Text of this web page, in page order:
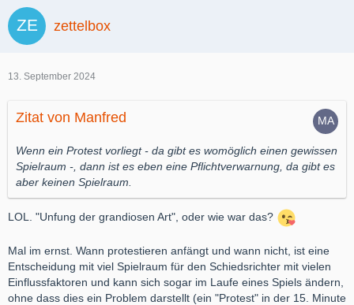
zettelbox
13. September 2024
Zitat von Manfred
Wenn ein Protest vorliegt - da gibt es womöglich einen gewissen
Spielraum -, dann ist es eben eine Pflichtverwarnung, da gibt es
aber keinen Spielraum.
LOL. "Unfung der grandiosen Art", oder wie war das?
Mal im ernst. Wann protestieren anfängt und wann nicht, ist eine
Entscheidung mit viel Spielraum für den Schiedsrichter mit vielen
Einflussfaktoren und kann sich sogar im Laufe eines Spiels ändern,
ohne dass dies ein Problem darstellt (ein "Protest" in der 15. Minute